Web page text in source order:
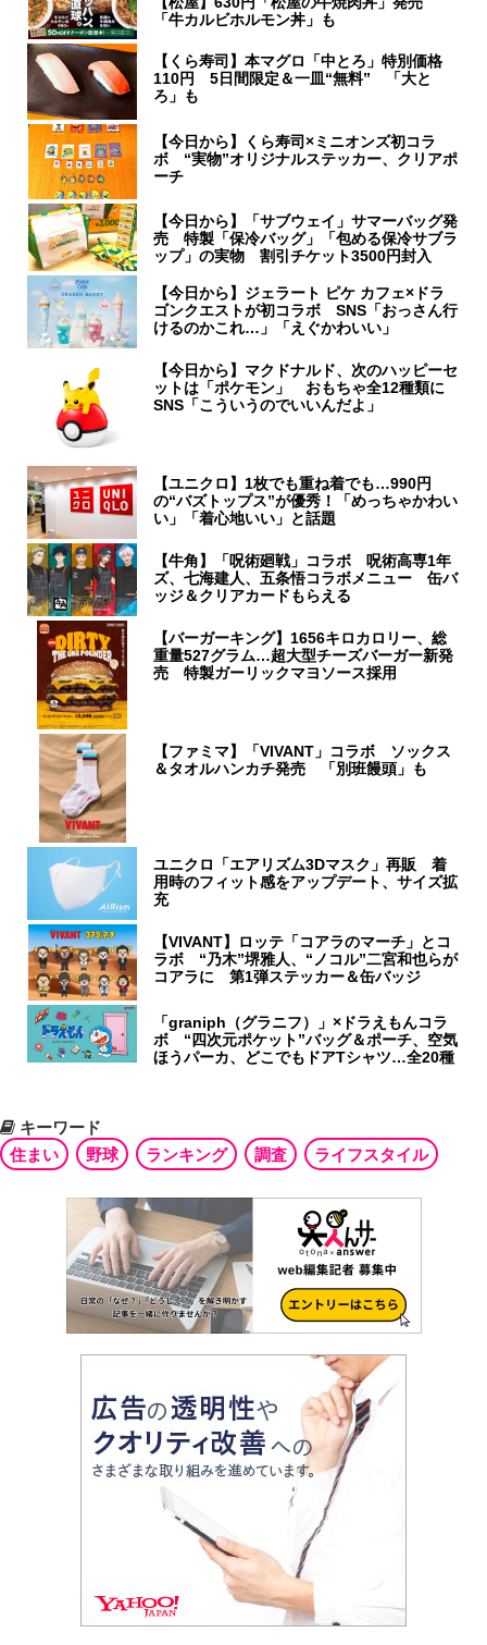
「牛カルビホルモン丼」も
【くら寿司】本マグロ「中とろ」特別価格
110円 5日間限定＆一皿“無料” 「大と
ろ」も
【今日から】くら寿司×ミニオンズ初コラ
ボ “実物”オリジナルステッカー、クリアポ
ーチ
【今日から】「サブウェイ」サマーバッグ発
売 特製「保冷バッグ」「包める保冷サブラ
ップ」の実物 割引チケット3500円封入
【今日から】ジェラート ピケ カフェ×ドラ
ゴンクエストが初コラボ SNS「おっさん行
けるのかこれ…」「えぐかわいい」
【今日から】マクドナルド、次のハッピーセ
ットは「ポケモン」 おもちゃ全12種類に
SNS「こういうのでいいんだよ」
【ユニクロ】1枚でも重ね着でも…990円
の“バズトップス”が優秀！「めっちゃかわい
い」「着心地いい」と話題
【牛角】「呪術廻戦」コラボ 呪術高専1年
ズ、七海建人、五条悟コラボメニュー 缶バ
ッジ＆クリアカードもらえる
【バーガーキング】1656キロカロリー、総
重量527グラム…超大型チーズバーガー新発
売 特製ガーリックマヨソース採用
【ファミマ】「VIVANT」コラボ ソックス
＆タオルハンカチ発売 「別班饅頭」も
ユニクロ「エアリズム3Dマスク」再販 着
用時のフィット感をアップデート、サイズ拡
充
【VIVANT】ロッテ「コアラのマーチ」とコ
ラボ “乃木”堺雅人、“ノコル”二宮和也らが
コアラに 第1弾ステッカー＆缶バッジ
「graniph（グラニフ）」×ドラえもんコラ
ボ “四次元ポケット”バッグ＆ポーチ、空気
ほうパーカ、どこでもドアTシャツ…全20種
キーワード
住まい
野球 ランキング 調査 ライフスタイル